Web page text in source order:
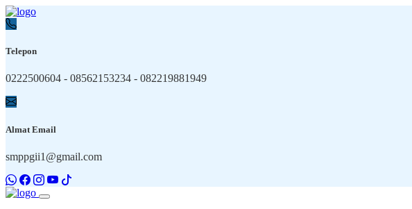
Telepon
0222500604 - 08562153234 - 082219881949
Almat Email
smppgii1@gmail.com